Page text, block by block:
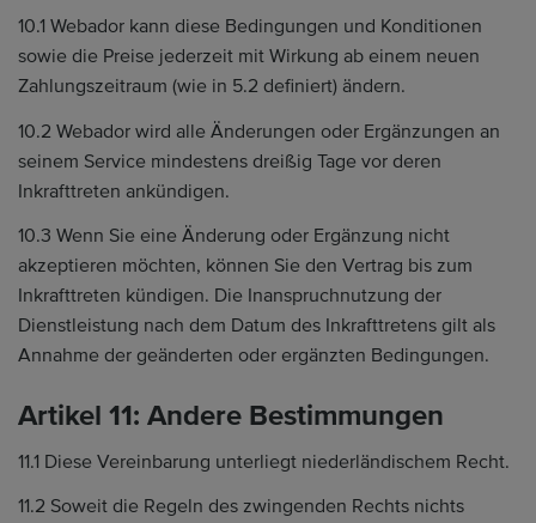
10.1 Webador kann diese Bedingungen und Konditionen
sowie die Preise jederzeit mit Wirkung ab einem neuen
Zahlungszeitraum (wie in 5.2 definiert) ändern.
10.2 Webador wird alle Änderungen oder Ergänzungen an
seinem Service mindestens dreißig Tage vor deren
Inkrafttreten ankündigen.
10.3 Wenn Sie eine Änderung oder Ergänzung nicht
akzeptieren möchten, können Sie den Vertrag bis zum
Inkrafttreten kündigen. Die Inanspruchnutzung der
Dienstleistung nach dem Datum des Inkrafttretens gilt als
Annahme der geänderten oder ergänzten Bedingungen.
Artikel 11: Andere Bestimmungen
11.1 Diese Vereinbarung unterliegt niederländischem Recht.
11.2 Soweit die Regeln des zwingenden Rechts nichts